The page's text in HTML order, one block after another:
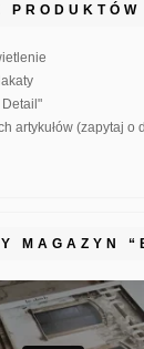
PRODUKTÓW
artykułów (zapytaj o
MAGAZYN